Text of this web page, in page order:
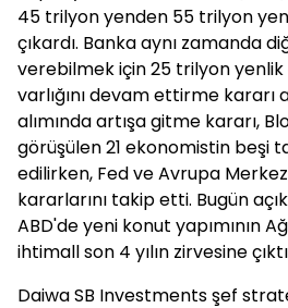
45 trilyon yenden 55 trilyon
çıkardı. Banka aynı zamanda
verebilmek için 25 trilyon yenlik
varlığını devam ettirme kararı
alımında artışa gitme kararı,
görüşülen 21 ekonomistin beşi
edilirken, Fed ve Avrupa
kararlarını takip etti. Bugün
ABD'de yeni konut yapımının
ihtimall son 4 yılın zirvesine
Daiwa SB Investments şef